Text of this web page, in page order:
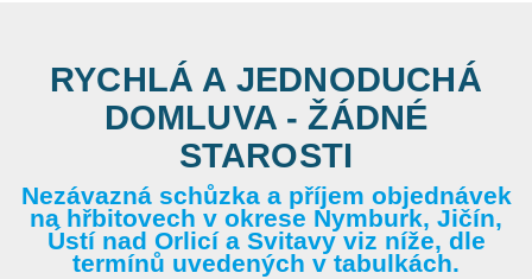
RYCHLÁ A JEDNODUCHÁ
DOMLUVA - ŽÁDNÉ
STAROSTI
Nezávazná schůzka a příjem objednávek
na hřbitovech v okrese Nymburk, Jičín,
Ústí nad Orlicí a Svitavy viz níže, dle
termínů uvedených v tabulkách.